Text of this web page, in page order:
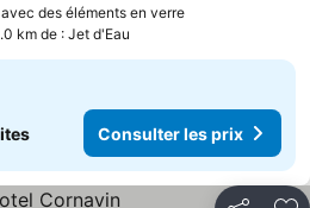
des éléments en verre
km de : Jet d'Eau
Consulter les prix